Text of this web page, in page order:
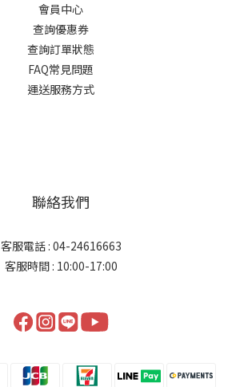
會員中心
查詢優惠券
查詢訂單狀態
FAQ常見問題
運送服務方式
聯絡我們
客服電話 : 04-24616663
客服時間 : 10:00-17:00